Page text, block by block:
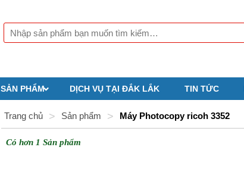
SẢN PHẨM DỊCH VỤ TẠI ĐẮK LẮK TIN TỨC
Trang chủ > Sản phẩm > Máy Photocopy ricoh 3352
Có hơn 1 Sản phẩm